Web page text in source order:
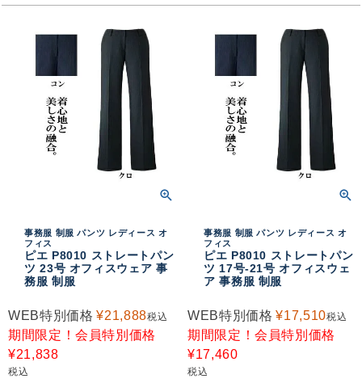
事務服 制服 パンツ レディース オ
フィス
ピエ P8010 ストレートパン
ツ 23号 オフィスウェア 事
務服 制服
WEB特別価格 ¥21,888税込
期間限定！会員特別価格
¥21,838
税込
事務服 制服 パンツ レディース オ
フィス
ピエ P8010 ストレートパン
ツ 17号-21号 オフィスウェ
ア 事務服 制服
WEB特別価格 ¥17,510税込
期間限定！会員特別価格
¥17,460
税込